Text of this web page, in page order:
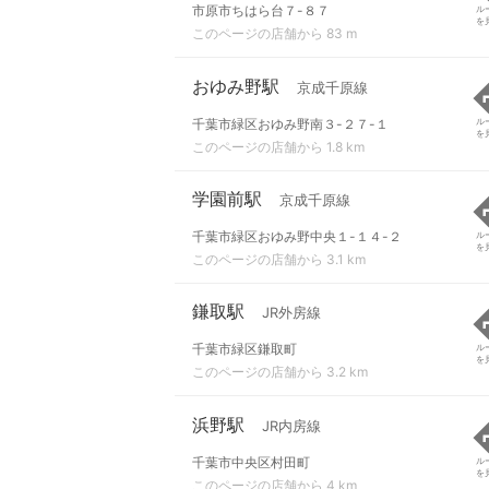
市原市ちはら台７-８７
このページの店舗から 83 m
ル
を
おゆみ野駅 京成千原線
千葉市緑区おゆみ野南３-２７-１
このページの店舗から 1.8 km
ル
を
学園前駅 京成千原線
千葉市緑区おゆみ野中央１-１４-２
このページの店舗から 3.1 km
ル
を
鎌取駅 JR外房線
千葉市緑区鎌取町
このページの店舗から 3.2 km
ル
を
浜野駅 JR内房線
千葉市中央区村田町
このページの店舗から 4 km
ル
を